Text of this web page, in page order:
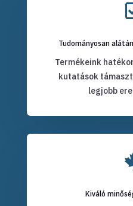
Tudományosan
Termékeink
kutatások
legjobb
Kiváló